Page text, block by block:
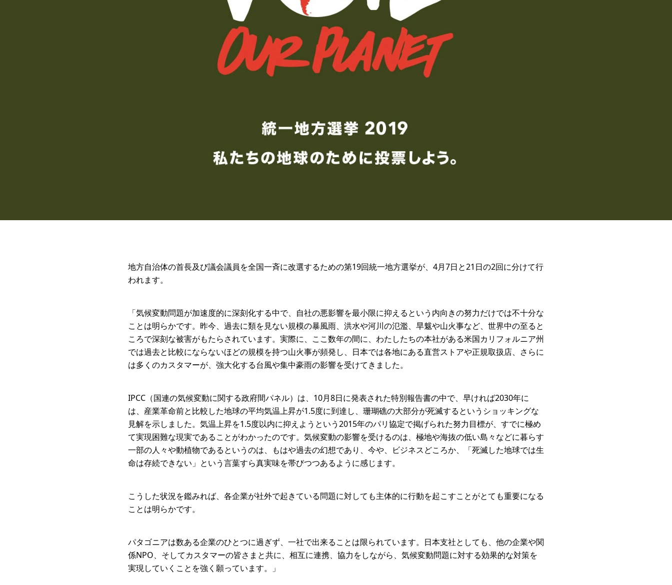
地方自治体の首長及び議会議員を全国一斉に改選するための第19回統一地方選挙が、4月7日と21日の2回に分けて行
われます。
「気候変動問題が加速度的に深刻化する中で、自社の悪影響を最小限に抑えるという内向きの努力だけでは不十分な
ことは明らかです。昨今、過去に類を見ない規模の暴風雨、洪水や河川の氾濫、旱魃や山火事など、世界中の至ると
ころで深刻な被害がもたらされています。実際に、ここ数年の間に、わたしたちの本社がある米国カリフォルニア州
では過去と比較にならないほどの規模を持つ山火事が頻発し、日本では各地にある直営ストアや正規取扱店、さらに
は多くのカスタマーが、強大化する台風や集中豪雨の影響を受けてきました。
IPCC（国連の気候変動に関する政府間パネル）は、10月8日に発表された特別報告書の中で、早ければ2030年に
は、産業革命前と比較した地球の平均気温上昇が1.5度に到達し、珊瑚礁の大部分が死滅するというショッキングな
見解を示しました。気温上昇を1.5度以内に抑えようという2015年のパリ協定で掲げられた努力目標が、すでに極め
て実現困難な現実であることがわかったのです。気候変動の影響を受けるのは、極地や海抜の低い島々などに暮らす
一部の人々や動植物であるというのは、もはや過去の幻想であり、今や、ビジネスどころか、「死滅した地球では生
命は存続できない」という言葉すら真実味を帯びつつあるように感じます。
こうした状況を鑑みれば、各企業が社外で起きている問題に対しても主体的に行動を起こすことがとても重要になる
ことは明らかです。
パタゴニアは数ある企業のひとつに過ぎず、一社で出来ることは限られています。日本支社としても、他の企業や関
係NPO、そしてカスタマーの皆さまと共に、相互に連携、協力をしながら、気候変動問題に対する効果的な対策を
実現していくことを強く願っています。」